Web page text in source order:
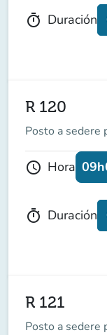
timer Duración
R 120
Posto a sedere
schedule Hora
timer Duración
R 121
Posto a sedere